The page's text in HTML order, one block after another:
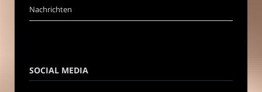
Nachrichten
SOCIAL MEDIA